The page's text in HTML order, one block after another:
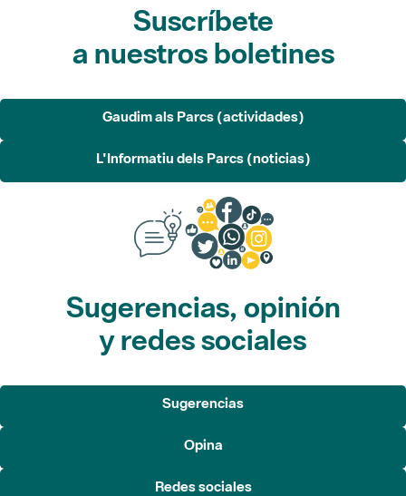
Suscríbete
a nuestros boletines
Gaudim als Parcs (actividades)
L'Informatiu dels Parcs (noticias)
Sugerencias, opinión
y redes sociales
Sugerencias
Opina
Redes sociales